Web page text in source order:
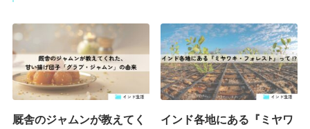
厩舎のジャムンが教えてく
インド各地にある『ミヤワ